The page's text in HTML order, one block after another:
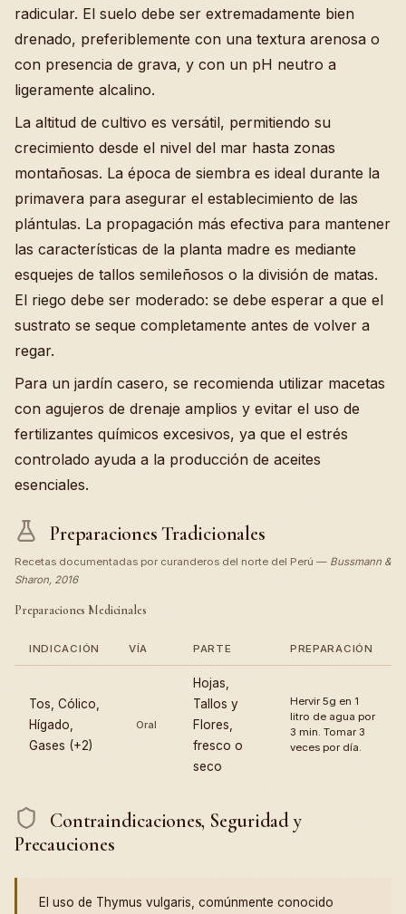
radicular. El suelo debe ser extremadamente bien
drenado, preferiblemente con una textura arenosa o
con presencia de grava, y con un pH neutro a
ligeramente alcalino.
La altitud de cultivo es versátil, permitiendo su
crecimiento desde el nivel del mar hasta zonas
montañosas. La época de siembra es ideal durante la
primavera para asegurar el establecimiento de las
plántulas. La propagación más efectiva para mantener
las características de la planta madre es mediante
esquejes de tallos semileñosos o la división de matas.
El riego debe ser moderado: se debe esperar a que el
sustrato se seque completamente antes de volver a
regar.
Para un jardín casero, se recomienda utilizar macetas
con agujeros de drenaje amplios y evitar el uso de
fertilizantes químicos excesivos, ya que el estrés
controlado ayuda a la producción de aceites
esenciales.
Preparaciones Tradicionales
Recetas documentadas por curanderos del norte del Perú — Bussmann &
Sharon, 2016
Preparaciones Medicinales
INDICACIÓN VÍA PARTE PREPARACIÓN
Tos, Cólico,
Hígado,
Gases (+2)
Oral
Hojas,
Tallos y
Flores,
fresco o
seco
Hervir 5g en 1
litro de agua por
3 min. Tomar 3
veces por día.
Contraindicaciones, Seguridad y
Precauciones
El uso de Thymus vulgaris, comúnmente conocido